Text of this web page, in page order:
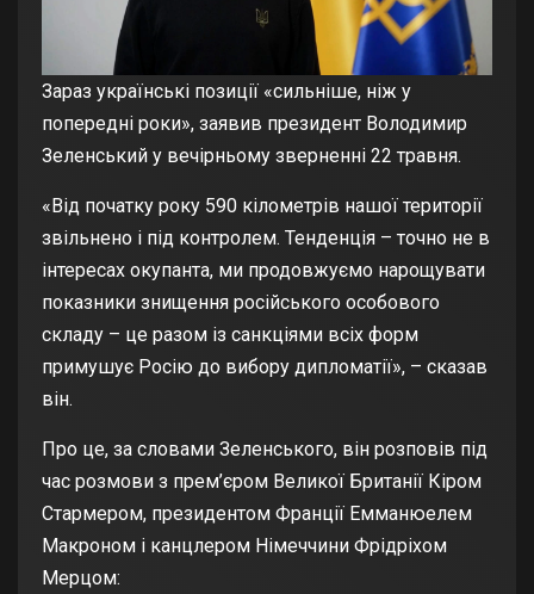
Зараз українські позиції «сильніше, ніж у
попередні роки», заявив президент Володимир
Зеленський у вечірньому зверненні 22 травня.
«Від початку року 590 кілометрів нашої території
звільнено і під контролем. Тенденція – точно не в
інтересах окупанта, ми продовжуємо нарощувати
показники знищення російського особового
складу – це разом із санкціями всіх форм
примушує Росію до вибору дипломатії», – сказав
він.
Про це, за словами Зеленського, він розповів під
час розмови з прем’єром Великої Британії Кіром
Стармером, президентом Франції Емманюелем
Макроном і канцлером Німеччини Фрідріхом
Мерцом: